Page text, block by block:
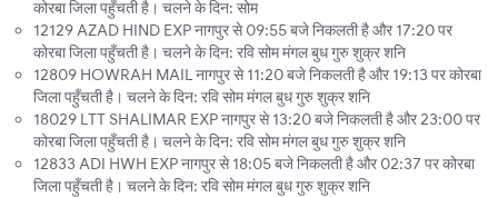
कोरबा जिला पहुँचती है। चलने के दिन: सोम
12129 AZAD HIND EXP नागपुर से 09:55 बजे निकलती है और 17:20 पर
कोरबा जिला पहुँचती है। चलने के दिन: रवि सोम मंगल बुध गुरु शुक्र शनि
12809 HOWRAH MAIL नागपुर से 11:20 बजे निकलती है और 19:13 पर कोरबा
जिला पहुँचती है। चलने के दिन: रवि सोम मंगल बुध गुरु शुक्र शनि
18029 LTT SHALIMAR EXP नागपुर से 13:20 बजे निकलती है और 23:00 पर
कोरबा जिला पहुँचती है। चलने के दिन: रवि सोम मंगल बुध गुरु शुक्र शनि
12833 ADI HWH EXP नागपुर से 18:05 बजे निकलती है और 02:37 पर कोरबा
जिला पहुँचती है। चलने के दिन: रवि सोम मंगल बुध गुरु शुक्र शनि